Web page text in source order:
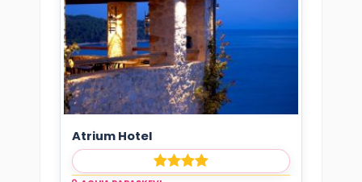
Atrium Hotel